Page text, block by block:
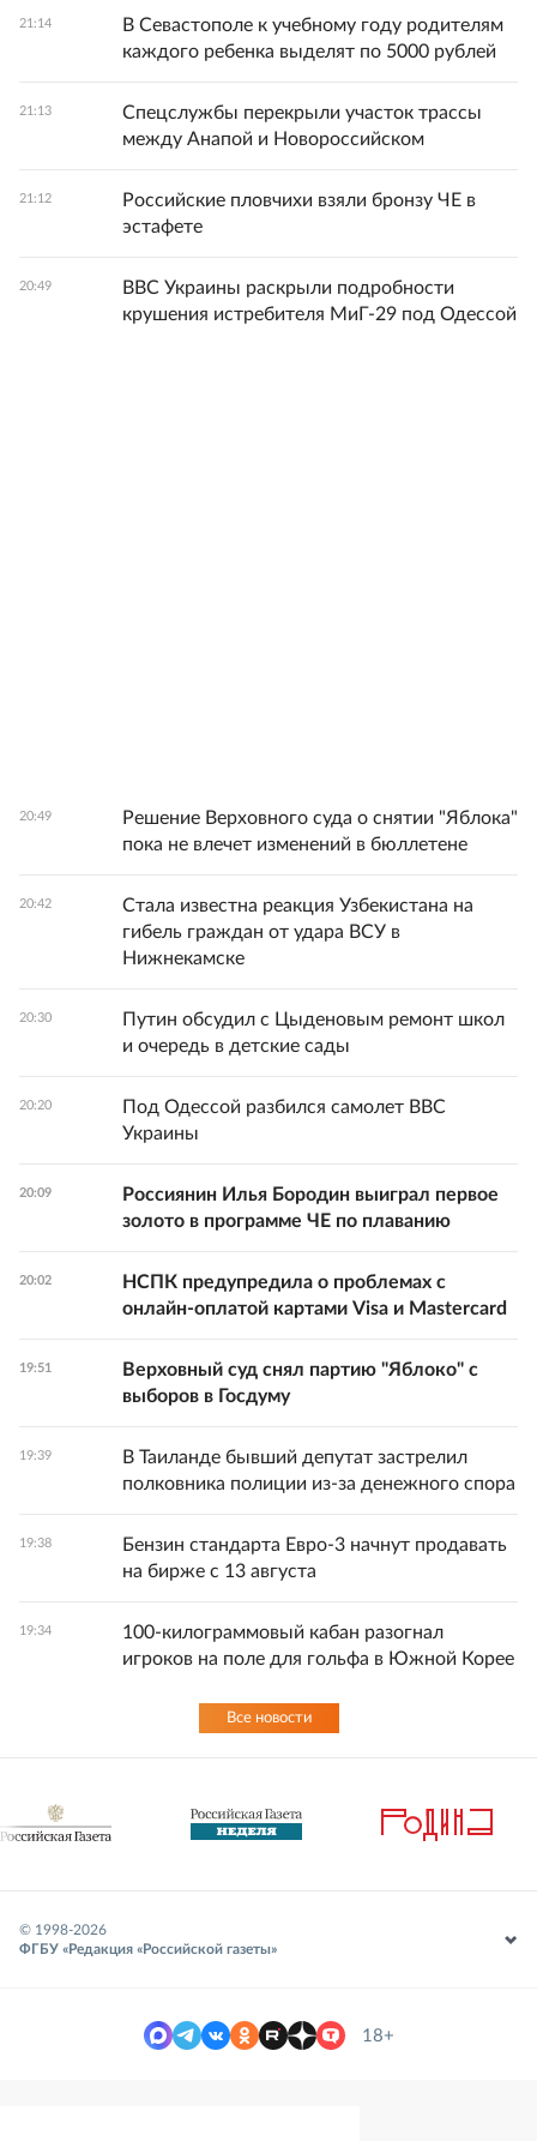
21:14
В Севастополе к учебному году родителям
каждого ребенка выделят по 5000 рублей
21:13
Спецслужбы перекрыли участок трассы
между Анапой и Новороссийском
21:12
Российские пловчихи взяли бронзу ЧЕ в
эстафете
20:49
ВВС Украины раскрыли подробности
крушения истребителя МиГ-29 под Одессой
20:49
Решение Верховного суда о снятии "Яблока"
пока не влечет изменений в бюллетене
20:42
Стала известна реакция Узбекистана на
гибель граждан от удара ВСУ в
Нижнекамске
20:30
Путин обсудил с Цыденовым ремонт школ
и очередь в детские сады
20:20
Под Одессой разбился самолет ВВС
Украины
20:09
Россиянин Илья Бородин выиграл первое
золото в программе ЧЕ по плаванию
20:02
НСПК предупредила о проблемах с
онлайн-оплатой картами Visa и Mastercard
19:51
Верховный суд снял партию "Яблоко" с
выборов в Госдуму
19:39
В Таиланде бывший депутат застрелил
полковника полиции из-за денежного спора
19:38
Бензин стандарта Евро-3 начнут продавать
на бирже с 13 августа
19:34
100-килограммовый кабан разогнал
игроков на поле для гольфа в Южной Корее
Все новости
© 1998-2026
ФГБУ «Редакция «Российской газеты»
18+